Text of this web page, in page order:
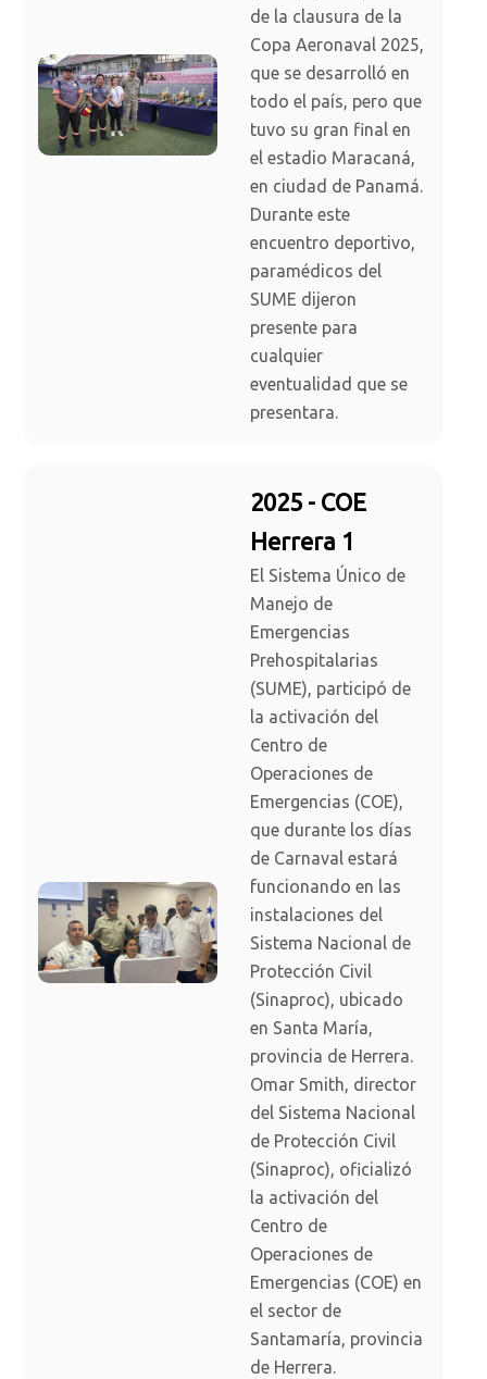
de la clausura de la
Copa Aeronaval 2025,
que se desarrolló en
todo el país, pero que
tuvo su gran final en
el estadio Maracaná,
en ciudad de Panamá.
Durante este
encuentro deportivo,
paramédicos del
SUME dijeron
presente para
cualquier
eventualidad que se
presentara.
2025 - COE
Herrera 1
El Sistema Único de
Manejo de
Emergencias
Prehospitalarias
(SUME), participó de
la activación del
Centro de
Operaciones de
Emergencias (COE),
que durante los días
de Carnaval estará
funcionando en las
instalaciones del
Sistema Nacional de
Protección Civil
(Sinaproc), ubicado
en Santa María,
provincia de Herrera.
Omar Smith, director
del Sistema Nacional
de Protección Civil
(Sinaproc), oficializó
la activación del
Centro de
Operaciones de
Emergencias (COE) en
el sector de
Santamaría, provincia
de Herrera.